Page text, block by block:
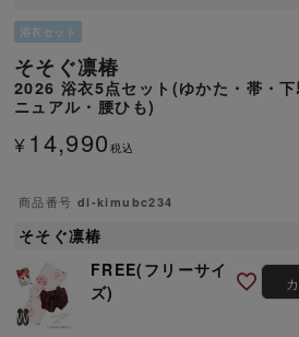
浴衣セット
2026 浴衣5点セット(ゆかた・帯・下
ニュアル・腰ひも)
そそぐ凛椿
¥ 14,990 税込
商品番号 dl-kimubc234
そそぐ凛椿
FREE(フリーサイ
ズ)